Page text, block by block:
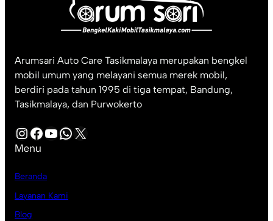
Arumsari Auto Care Tasikmalaya merupakan bengkel
mobil umum yang melayani semua merek mobil,
berdiri pada tahun 1995 di tiga tempat, Bandung,
Tasikmalaya, dan Purwokerto
InstagramFacebook YouTube WhatsApp X
Menu
Beranda
Layanan Kami
Blog